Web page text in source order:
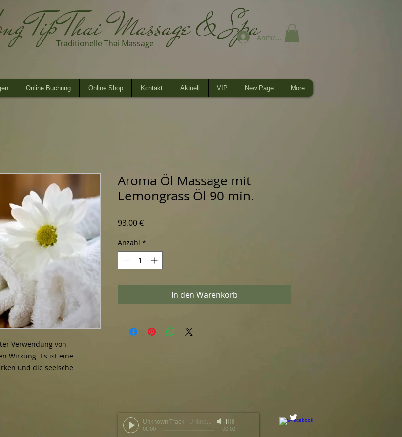
Tip Thai Massage & Spa
Traditionelle Thai Massage
Anmelden
Online Buchung Online Shop Kontakt Aktuell VIP New Page More
Verwendung von
Wirkung. Es ist eine
und die seelsche
Aroma Öl Massage mit
Lemongrass Öl 90 min.
93,00 €Preis
Anzahl *
In den Warenkorb
Unknown Track - Unknown Artist
00:00 00:00